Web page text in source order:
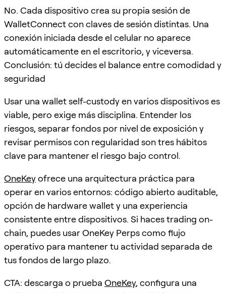
No. Cada dispositivo crea su propia sesión de
WalletConnect con claves de sesión distintas. Una
conexión iniciada desde el celular no aparece
automáticamente en el escritorio, y viceversa.
Conclusión: tú decides el balance entre comodidad y
seguridad
Usar una wallet self-custody en varios dispositivos es
viable, pero exige más disciplina. Entender los
riesgos, separar fondos por nivel de exposición y
revisar permisos con regularidad son tres hábitos
clave para mantener el riesgo bajo control.
OneKeyofrece una arquitectura práctica para
operar en varios entornos: código abierto auditable,
opción de hardware wallet y una experiencia
consistente entre dispositivos. Si haces trading on-
chain, puedes usar OneKey Perps como flujo
operativo para mantener tu actividad separada de
tus fondos de largo plazo.
CTA: descarga o prueba OneKey, configura una